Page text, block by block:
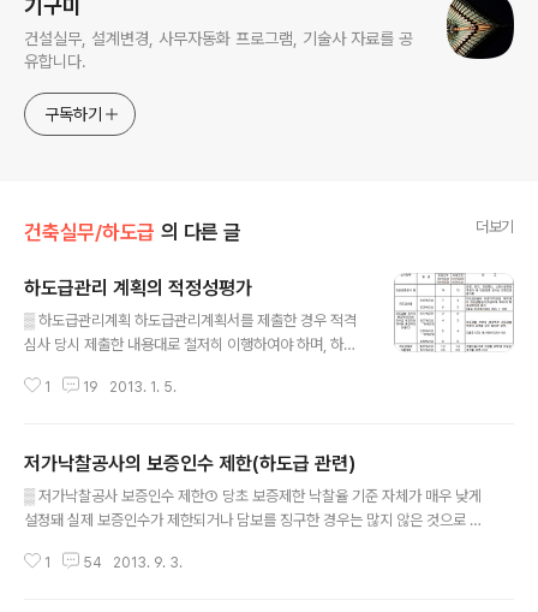
기구미
건설실무, 설계변경, 사무자동화 프로그램, 기술사 자료를 공
유합니다.
구독하기
건축실무/하도급 의 다른 글 더보기
하도급관리 계획의 적정성평가
▒ 하도급관리계획 하도급관리계획서를 제출한 경우 적격
심사 당시 제출한 내용대로 철저히 이행하여야 하며, 하도
으로 하여 수요기관의 장의 사전승인을 받아야 한다. ▒ 하
여 당해 하도급 시공에 필요한 등록 등을 하지 아니하였거
나 부정당업자 제재 또는 영업정지처분을 받아 그 기간이
경과되지 아니한 하수급 예정자는 평가에서 제외한다. 2.
에 하수급 예정자와의 직불계획 금액비율을 표기하여야 한
1 19 2013. 1. 5.
저가낙찰공사의 보증인수 제한(하도급 관련)
▒ 저가낙찰공사 보증인수 제한① 당초 보증제한 낙찰율 기준 자체가 매우 낮게
설정돼 실제 보증인수가 제한되거나 담보를 징구한 경우는 많지 않은 것으로 나
요성이 대두. ▒ 대상① 대상조합원 : 전문건설공제조합 전 조합원② 보증의 종
1 54 2013. 9. 3.